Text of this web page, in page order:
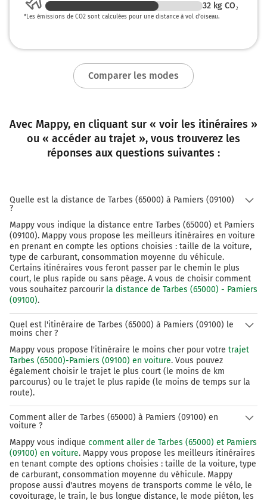
D820
152 km
continuer sur 70 mètres
A66
156 km
Prendre à droite et rejoindre D14. Continuer sur 2,4
kilomètres
157 km
Au rond-point, prendre la 3ème sortie sur la voie et
continuer sur 500 mètres
159 km
Continuer et rejoindre A66 E9. Continuer sur 14
kilomètres
A66
E9
Andorre-la-Vieille
Payer 1,10 € (Péage Pamiers)
159 km
Sortir et rejoindre D11 (Avenue du 9ème Régiment de
173 km
32 kg CO₂
*Les émissions de CO2 sont calculées pour une distance à vol d’oiseau.
Comparer les modes
Avec Mappy, en cliquant sur « voir les itinéraires »
ou « accéder au trajet », vous trouverez les
réponses aux questions suivantes :
Quelle est la distance de Tarbes (65000) à Pamiers (09100)
?
Mappy vous indique la distance entre Tarbes (65000) et Pamiers
(09100). Mappy vous propose les meilleurs itinéraires en voiture
en prenant en compte les options choisies : taille de la voiture,
type de carburant, consommation moyenne du véhicule.
Certains itinéraires vous feront passer par le chemin le plus
court, le plus rapide ou sans péage. A vous de choisir comment
vous souhaitez parcourir la distance de Tarbes (65000) - Pamiers
(09100).
Quel est l'itinéraire de Tarbes (65000) à Pamiers (09100) le
moins cher ?
Mappy vous propose l'itinéraire le moins cher pour votre trajet
Tarbes (65000)-Pamiers (09100) en voiture. Vous pouvez
également choisir le trajet le plus court (le moins de km
parcourus) ou le trajet le plus rapide (le moins de temps sur la
route).
Comment aller de Tarbes (65000) à Pamiers (09100) en
voiture ?
Mappy vous indique comment aller de Tarbes (65000) et Pamiers
(09100) en voiture. Mappy vous propose les meilleurs itinéraires
en tenant compte des options choisies : taille de la voiture, type
de carburant, consommation moyenne du véhicule. Mappy
propose aussi d'autres moyens de transports comme le vélo, le
covoiturage, le train, le bus longue distance, le mode piéton, les